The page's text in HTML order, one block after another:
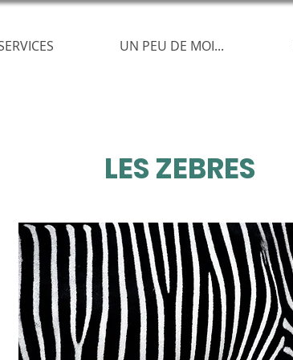
UN PEU DE MOI...
LES ZEBRES